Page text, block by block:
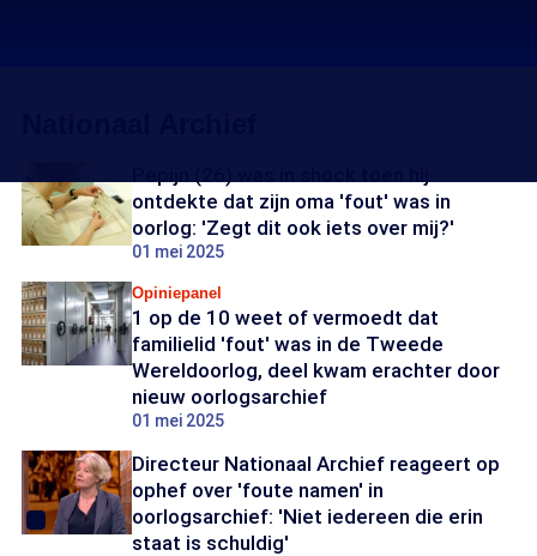
ontdekte dat zijn oma 'fout' was in
oorlog: 'Zegt dit ook iets over mij?'
01 mei 2025
Opiniepanel
1 op de 10 weet of vermoedt dat
familielid 'fout' was in de Tweede
Wereldoorlog, deel kwam erachter door
nieuw oorlogsarchief
01 mei 2025
Directeur Nationaal Archief reageert op
ophef over 'foute namen' in
oorlogsarchief: 'Niet iedereen die erin
staat is schuldig'